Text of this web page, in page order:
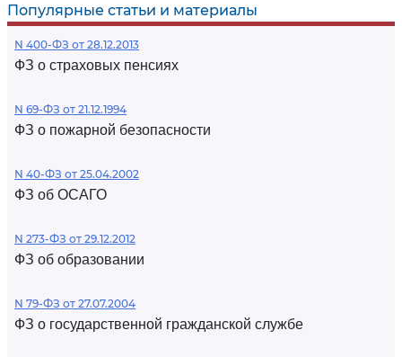
Популярные статьи и материалы
N 400-ФЗ от 28.12.2013
ФЗ о страховых пенсиях
N 69-ФЗ от 21.12.1994
ФЗ о пожарной безопасности
N 40-ФЗ от 25.04.2002
ФЗ об ОСАГО
N 273-ФЗ от 29.12.2012
ФЗ об образовании
N 79-ФЗ от 27.07.2004
ФЗ о государственной гражданской службе